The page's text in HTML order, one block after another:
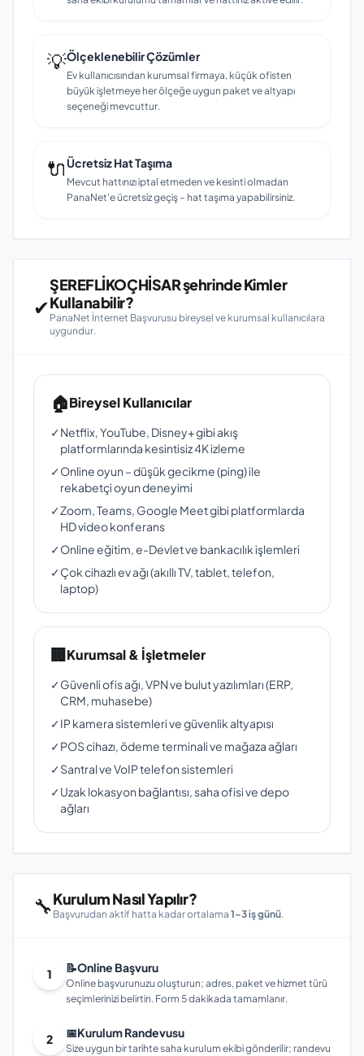
💡Ölçeklenebilir Çözümler
Ev kullanıcısından kurumsal firmaya, küçük ofisten
büyük işletmeye her ölçeğe uygun paket ve altyapı
seçeneği mevcuttur.
🔌Ücretsiz Hat Taşıma
Mevcut hattınızı iptal etmeden ve kesinti olmadan
PanaNet'e ücretsiz geçiş – hat taşıma yapabilirsiniz.
✔
ŞEREFLİKOÇHİSAR şehrinde Kimler
Kullanabilir?
PanaNet İnternet Başvurusu bireysel ve kurumsal kullanıcılara
uygundur.
🏠Bireysel Kullanıcılar
✓Netflix, YouTube, Disney+ gibi akış
platformlarında kesintisiz 4K izleme
✓Online oyun – düşük gecikme (ping) ile
rekabetçi oyun deneyimi
✓Zoom, Teams, Google Meet gibi platformlarda
HD video konferans
✓Online eğitim, e-Devlet ve bankacılık işlemleri
✓Çok cihazlı ev ağı (akıllı TV, tablet, telefon,
laptop)
🏢Kurumsal & İşletmeler
✓Güvenli ofis ağı, VPN ve bulut yazılımları (ERP,
CRM, muhasebe)
✓IP kamera sistemleri ve güvenlik altyapısı
✓POS cihazı, ödeme terminali ve mağaza ağları
✓Santral ve VoIP telefon sistemleri
✓Uzak lokasyon bağlantısı, saha ofisi ve depo
ağları
🔧Kurulum Nasıl Yapılır?
Başvurudan aktif hatta kadar ortalama 1–3 iş günü.
1 📝Online Başvuru
Online başvurunuzu oluşturun; adres, paket ve hizmet türü
seçimlerinizi belirtin. Form 5 dakikada tamamlanır.
2 📅Kurulum Randevusu
Size uygun bir tarihte saha kurulum ekibi gönderilir; randevu